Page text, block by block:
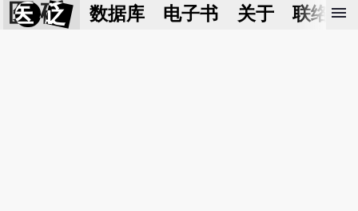
医 砭 数据库 电子书 关于 联络我
menu